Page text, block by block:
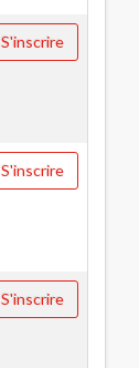
S'inscrire
S'inscrire
S'inscrire